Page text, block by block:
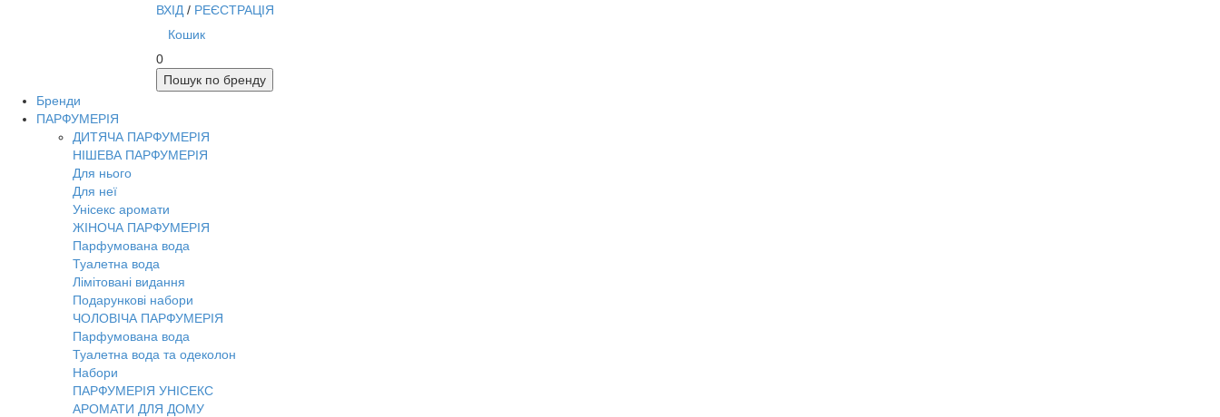
ВХІД / РЕЄСТРАЦІЯ
Кошик
0
Пошук по бренду
Бренди
ПАРФУМЕРІЯ
ДИТЯЧА ПАРФУМЕРІЯ
НІШЕВА ПАРФУМЕРІЯ
Для нього
Для неї
Унісекс аромати
ЖІНОЧА ПАРФУМЕРІЯ
Парфумована вода
Туалетна вода
Лімітовані видання
Подарункові набори
ЧОЛОВІЧА ПАРФУМЕРІЯ
Парфумована вода
Туалетна вода та одеколон
Набори
ПАРФУМЕРІЯ УНІСЕКС
АРОМАТИ ДЛЯ ДОМУ